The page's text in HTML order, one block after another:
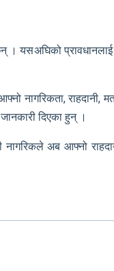
यसअघिको
नागरिकता, राहदानी,
दिएका हुन् ।
अब आफ्नो